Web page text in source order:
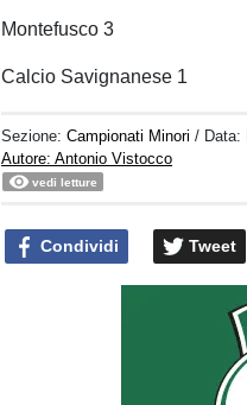
Montefusco 3
Calcio Savignanese 1
Sezione:Campionati Minori / Data:
Autore: Antonio Vistocco
vedi letture
Condividi Tweet